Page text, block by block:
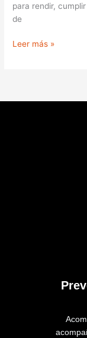
para rendir,
de
Leer más »